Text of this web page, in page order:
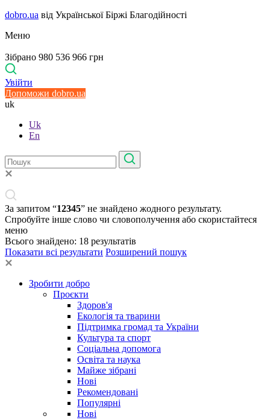
dobro.ua від Української Біржі Благодійності
Меню
Зібрано 980 536 966 грн
Увійти
Допоможи dobro.ua
uk
Uk
En
За запитом “12345” не знайдено жодного результату.
Спробуйте інше слово чи словополучення або скористайтеся
меню
Всього знайдено: 18 результатів
Показати всі результати Розширений пошук
Зробити добро
Проєкти
Здоров'я
Екологія та тварини
Підтримка громад та України
Культура та спорт
Соціальна допомога
Освіта та наука
Майже зібрані
Нові
Рекомендовані
Популярні
Нові